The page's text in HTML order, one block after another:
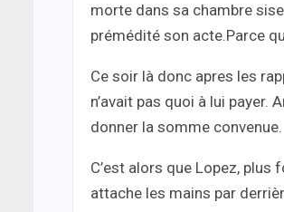
morte dans sa chambre
prémédité son acte.Parce
​Ce soir là donc apres les
n’avait pas quoi à lui payer.
donner la somme convenue.
C’est alors que Lopez, plus
attache les mains par